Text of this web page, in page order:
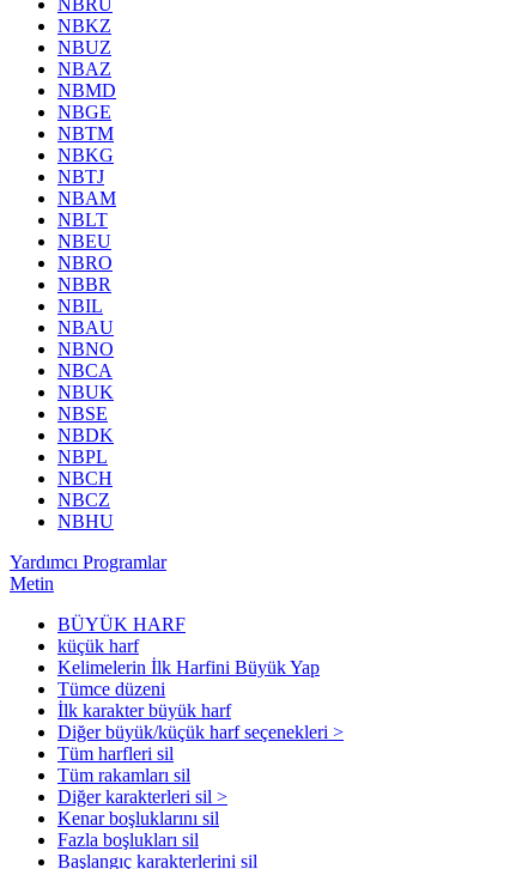
NBRU
NBKZ
NBUZ
NBAZ
NBMD
NBGE
NBTM
NBKG
NBTJ
NBAM
NBLT
NBEU
NBRO
NBBR
NBIL
NBAU
NBNO
NBCA
NBUK
NBSE
NBDK
NBPL
NBCH
NBCZ
NBHU
Yardımcı Programlar
Metin
BÜYÜK HARF
küçük harf
Kelimelerin İlk Harfini Büyük Yap
Tümce düzeni
İlk karakter büyük harf
Diğer büyük/küçük harf seçenekleri >
Tüm harfleri sil
Tüm rakamları sil
Diğer karakterleri sil >
Kenar boşluklarını sil
Fazla boşlukları sil
Başlangıç karakterlerini sil